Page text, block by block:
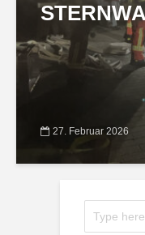
27. Februar 2026